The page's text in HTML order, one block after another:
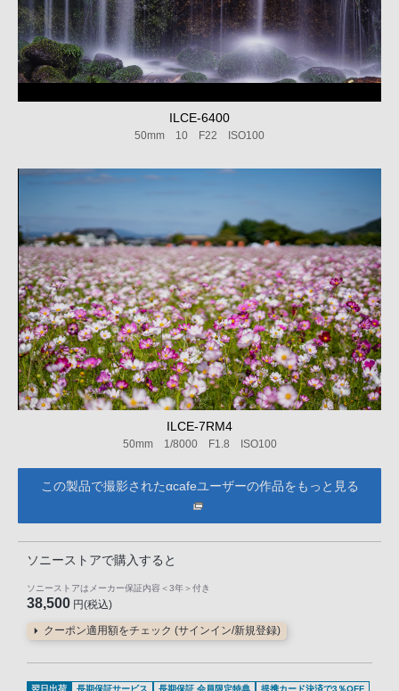
ILCE-6400
50mm 10 F22 ISO100
ILCE-7RM4
50mm 1/8000 F1.8 ISO100
この製品で撮影されたαcafeユーザーの作品をもっと見る
ソニーストアで購入すると
ソニーストアはメーカー保証内容 ＜3年＞ 付き
38,500 円(税込)
クーポン適用額をチェック (サインイン/新規登録)
翌日出荷 長期保証サービス 長期保証 会員限定特典
提携カード決済で3％OFF